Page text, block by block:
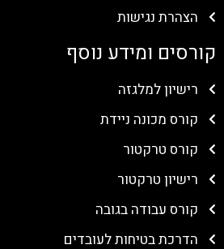
הצהרת נגישות
קורסים ומידע נוסף
רישיון למלגזה
קורס מכונה ניידת
קורס טרקטור
רישיון טרקטור
קורס עבודה בגובה
הדרכת בטיחות לעובדים